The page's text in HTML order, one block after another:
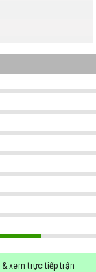
& xem trực tiếp trận